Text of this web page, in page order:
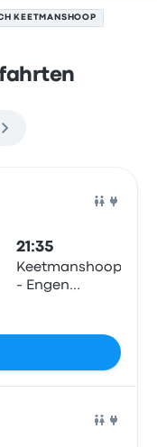
KEETMANSHOOP
21:35
Keetmanshoop
- Engen